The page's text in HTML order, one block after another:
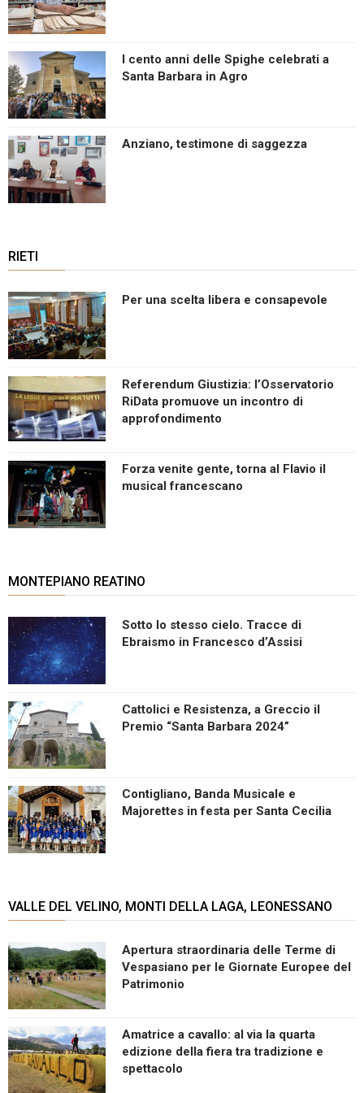
I cento anni delle Spighe celebrati a
Santa Barbara in Agro
Anziano, testimone di saggezza
RIETI
Per una scelta libera e consapevole
Referendum Giustizia: l’Osservatorio
RiData promuove un incontro di
approfondimento
Forza venite gente, torna al Flavio il
musical francescano
MONTEPIANO REATINO
Sotto lo stesso cielo. Tracce di
Ebraismo in Francesco d’Assisi
Cattolici e Resistenza, a Greccio il
Premio “Santa Barbara 2024”
Contigliano, Banda Musicale e
Majorettes in festa per Santa Cecilia
VALLE DEL VELINO, MONTI DELLA LAGA, LEONESSANO
Apertura straordinaria delle Terme di
Vespasiano per le Giornate Europee del
Patrimonio
Amatrice a cavallo: al via la quarta
edizione della fiera tra tradizione e
spettacolo